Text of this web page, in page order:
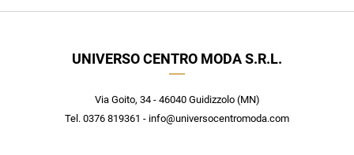
UNIVERSO CENTRO MODA S.R.L.
Via Goito, 34 - 46040 Guidizzolo (MN)
Tel. 0376 819361 - info@universocentromoda.com
Iscriviti alla newsletter
nuovi arrivi utilizzabile anche in negozio!
Crea il tuo stile grazie ai consigli dei nostri personal shopper e
scopri in anteprima le offerte in esclusiva a te riservate.
ISCRIVITI